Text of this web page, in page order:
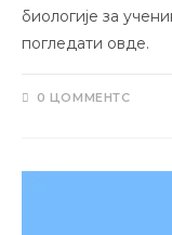
биологије за
погледати овде.
0 ЦОММЕНТС